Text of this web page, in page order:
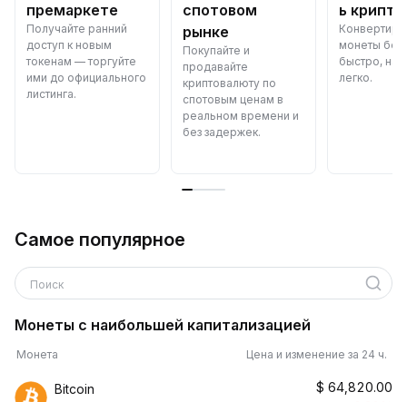
премаркете
Получайте ранний
доступ к новым
токенам — торгуйте
ими до официального
листинга.
спотовом
рынке
Покупайте и
продавайте
криптовалюту по
спотовым ценам в
реальном времени и
без задержек.
ь
монеты
быстро,
легко.
Самое популярное
Поиск
Монеты с наибольшей капитализацией
Монета Цена и изменение за 24 ч.
Bitcoin $ 64,820.00